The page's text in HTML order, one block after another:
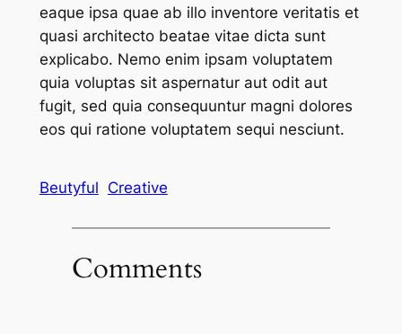
eaque ipsa quae ab illo inventore veritatis et
quasi architecto beatae vitae dicta sunt
explicabo. Nemo enim ipsam voluptatem
quia voluptas sit aspernatur aut odit aut
fugit, sed quia consequuntur magni dolores
eos qui ratione voluptatem sequi nesciunt.
Beutyful Creative
Comments